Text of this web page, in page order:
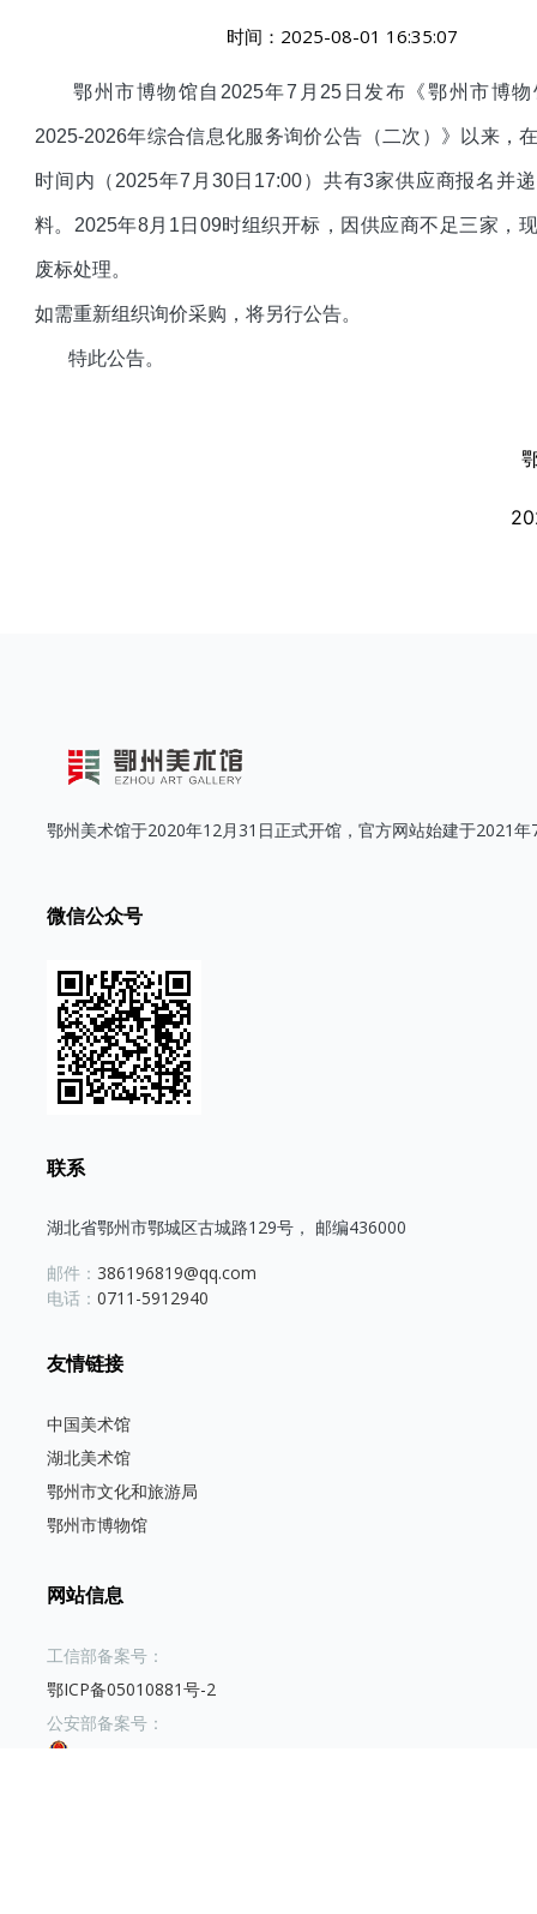
时间：2025-08-01 16:35:07
鄂州市博物馆自2025年7月25日发布《鄂州市博
2025-2026年综合信息化服务询价公告（二次）》以来，
时间内（2025年7月30日17:00）共有3家供应商报名并
料。2025年8月1日09时组织开标，因供应商不足三家，
废标处理。
如需重新组织询价采购，将另行公告。
特此公告。
鄂州美术馆于2020年12月31日正式开馆，官方网站始建于2021年
微信公众号
联系
湖北省鄂州市鄂城区古城路129号， 邮编436000
邮件： 386196819@qq.com
电话： 0711-5912940
友情链接
中国美术馆
湖北美术馆
鄂州市文化和旅游局
鄂州市博物馆
网站信息
工信部备案号：
鄂ICP备05010881号-2
公安部备案号：